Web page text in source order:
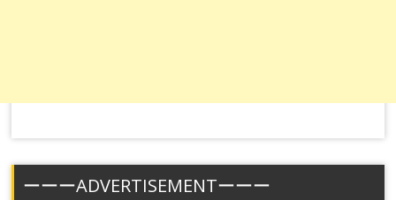
ーーーADVERTISEMENTーーー